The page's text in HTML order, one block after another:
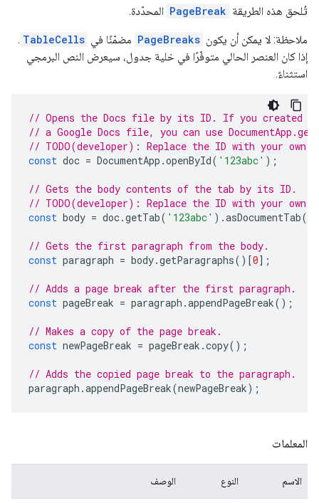
تُلحق هذه الطريقة PageBreak المحدّدة.
ملاحظة: لا يمكن أن يكون PageBreaks مضمّنًا في TableCells
.
إذا كان العنصر الحالي متوفّرًا في خلية جدول، سيعرض النص البرمجي
استثناءً.
// Opens the Docs file by its ID. If you created
// a Google Docs file, you can use
// TODO(developer): Replace the ID with your own.
const doc = DocumentApp .openById( '123abc' );
// Gets the body contents of the tab by its ID.
// TODO(developer): Replace the ID with your own.
const body = doc.getTab( '123abc' ).asDocumentTab().
// Gets the first paragraph from the body.
const paragraph = body.getParagraphs()[0];
// Adds a page break after the first paragraph.
const pageBreak = paragraph .appendPageBreak();
// Makes a copy of the page break.
const newPageBreak = pageBreak .copy();
// Adds the copied page break to the paragraph.
paragraph .appendPageBreak(newPageBreak);
المعلمات
الاسم النوع الوصف